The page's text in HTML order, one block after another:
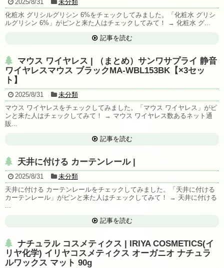
2025/8/31
未分類
化粧水 グリシルグリシン 6%をチェックしてみました。「化粧水 グリシ
ルグリシン 6%」がピンと来た人はチェックしてみて！ → 化粧水 グ...
記事を読む
マウス ワイヤレス | （まとめ）サンワサプライ 静音
ワイヤレスマウス ブラックMA-WBL153BK【×3セッ
ト】
2025/8/31
未分類
マウス ワイヤレスをチェックしてみました。「マウス ワイヤレス」がピ
ンと来た人はチェックしてみて！ → マウス ワイヤレス数あるネット通
販...
記事を読む
天井に付ける カーテンレール |
2025/8/31
未分類
天井に付ける カーテンレールをチェックしてみました。「天井に付ける
カーテンレール」がピンと来た人はチェックしてみて！ → 天井に付ける
記事を読む
ナチュラル コスメティクス | IRIYA COSMETICS(イ
リヤ化学) イリヤコスメティクス オーガニオ ナチュラ
ルワックス マット 90g